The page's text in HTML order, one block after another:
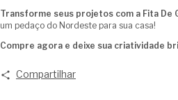
Transforme seus projetos com a Fita De
um pedaço do Nordeste para sua casa!
Compre agora e deixe sua criatividade
Compartilhar